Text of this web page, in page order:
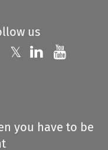
us
Follow us on
𝕏 Follow us on
Follow us
you have to be